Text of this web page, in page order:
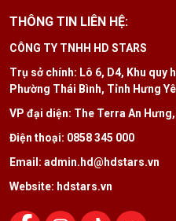
THÔNG TIN LIÊN HỆ:
CÔNG TY TNHH HD STARS
Trụ sở chính: Lô 6, D4, Khu quy
Phường Thái Bình, Tỉnh Hưng
VP đại diện: The Terra An
Điện thoại: 0858 345 000
Email: admin.hd@hdstars.vn
Website: hdstars.vn